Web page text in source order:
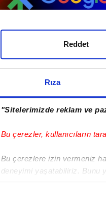
Rıza
"Sitelerimizde reklam ve
Bu çerezler, kullanıcıların
Bu çerezlere izin vermeniz
deneyimi yaşatabiliriz. Bunu
içerikleri sunabilmek adına
Reddet
Sabah.com.tr
Uygulamalara Özel